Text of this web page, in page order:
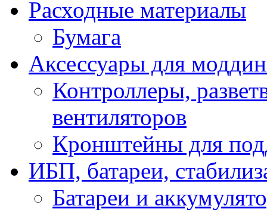
Расходные материалы
Бумага
Аксессуары для
Контроллеры,
вентиляторов
Кронштейны для
ИБП, батареи,
Батареи и